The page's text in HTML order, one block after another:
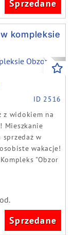
Sprzedane
kompleksie
Next
ID 2516
z widokiem na
Mieszkanie
w
wakacje!
"Obzor
Sprzedane